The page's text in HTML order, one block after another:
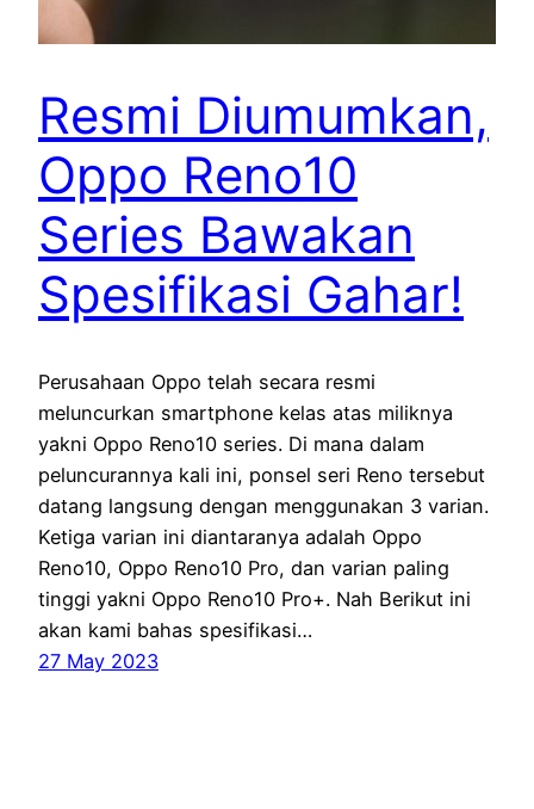
Resmi Diumumkan,
Oppo Reno10
Series Bawakan
Spesifikasi Gahar!
Perusahaan Oppo telah secara resmi
meluncurkan smartphone kelas atas miliknya
yakni Oppo Reno10 series. Di mana dalam
peluncurannya kali ini, ponsel seri Reno tersebut
datang langsung dengan menggunakan 3 varian.
Ketiga varian ini diantaranya adalah Oppo
Reno10, Oppo Reno10 Pro, dan varian paling
tinggi yakni Oppo Reno10 Pro+. Nah Berikut ini
akan kami bahas spesifikasi…
27 May 2023